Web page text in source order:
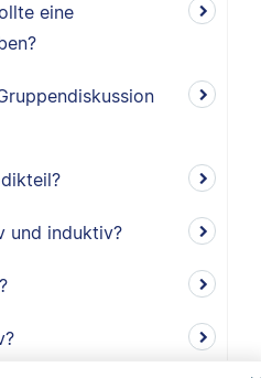
eine
und induktiv?